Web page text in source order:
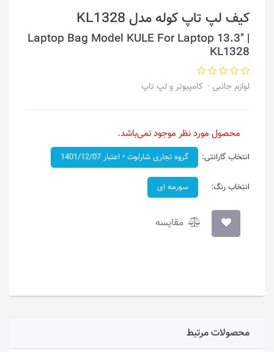
کیف لپ تاپ کوله مدل KL1328
Laptop Bag Model KULE For Laptop 13.3" |
KL1328
لوازم جانبی کامپیوتر و لپ تاپ
محصول مورد نظر موجود نمی‌باشد.
انتخاب گارانتی: گروه تجاری شارلوت • اعتبار 1401/12/07
انتخاب رنگ: سورمه ای
مقایسه
محصولات مرتبط